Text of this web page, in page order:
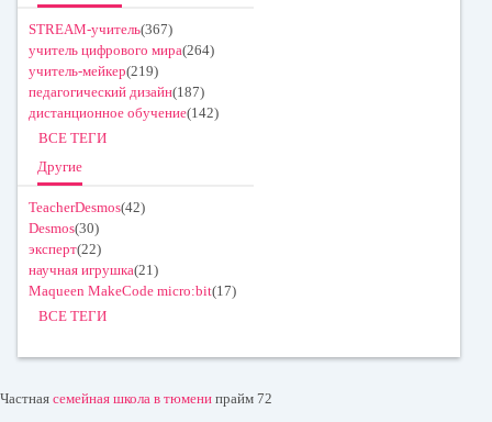
STREAM-учитель(367)
учитель цифрового мира(264)
учитель-мейкер(219)
педагогический дизайн(187)
дистанционное обучение(142)
ВСЕ ТЕГИ
Другие
TeacherDesmos(42)
Desmos(30)
эксперт(22)
научная игрушка(21)
Maqueen MakeCode micro:bit(17)
ВСЕ ТЕГИ
Частная семейная школа в тюмени прайм 72